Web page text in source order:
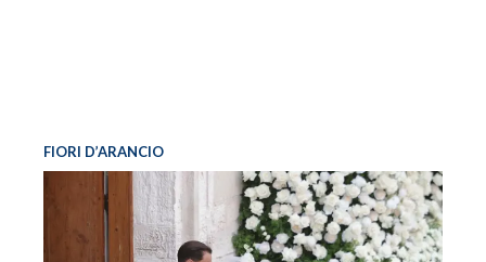
FIORI D’ARANCIO